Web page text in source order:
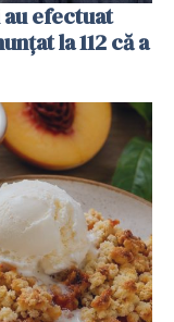
efectuat
la 112 că a